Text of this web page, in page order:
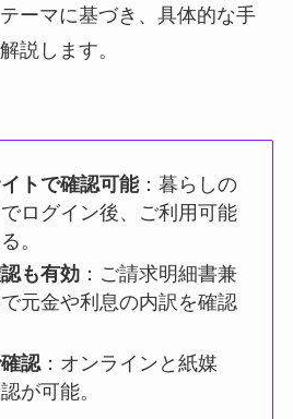
ーマに基づき、具体的な手
説します。
トで確認可能：暮らしの
ログイン後、ご利用可能
。
も有効：ご請求明細書兼
元金や利息の内訳を確認
認：オンラインと紙媒
が可能。